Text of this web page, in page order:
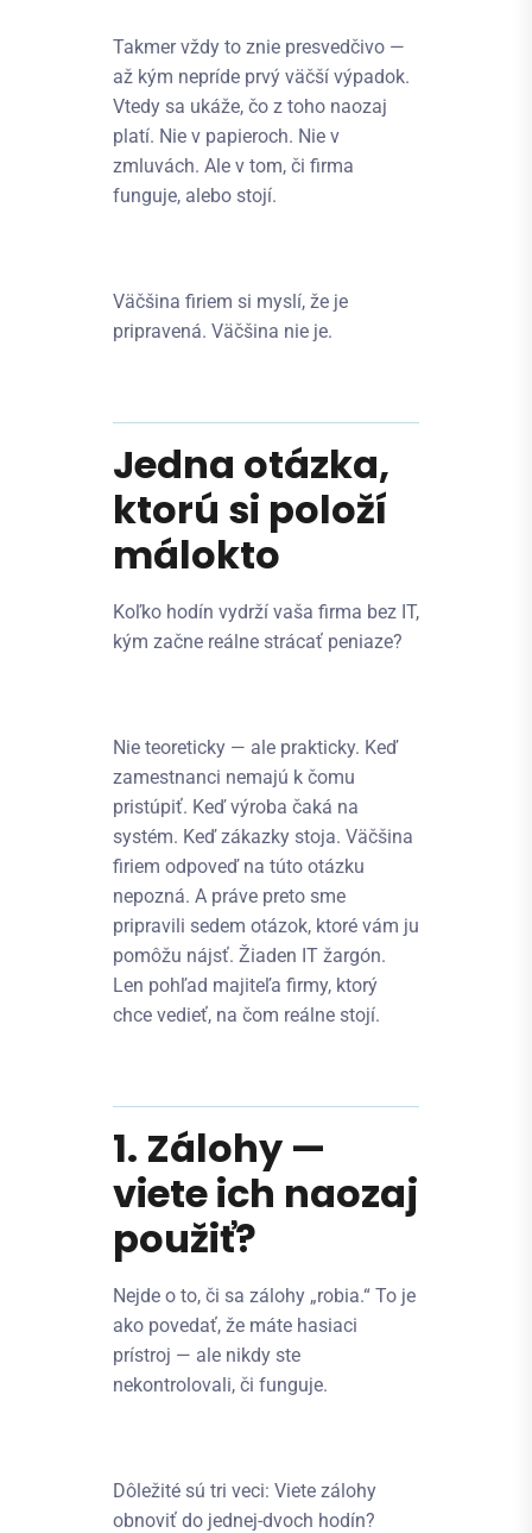
Takmer vždy to znie presvedčivo —
až kým nepríde prvý väčší výpadok.
Vtedy sa ukáže, čo z toho naozaj
platí. Nie v papieroch. Nie v
zmluvách. Ale v tom, či firma
funguje, alebo stojí.
Väčšina firiem si myslí, že je
pripravená. Väčšina nie je.
Jedna otázka,
ktorú si položí
málokto
Koľko hodín vydrží vaša firma bez IT,
kým začne reálne strácať peniaze?
Nie teoreticky — ale prakticky. Keď
zamestnanci nemajú k čomu
pristúpiť. Keď výroba čaká na
systém. Keď zákazky stoja. Väčšina
firiem odpoveď na túto otázku
nepozná. A práve preto sme
pripravili sedem otázok, ktoré vám ju
pomôžu nájsť. Žiaden IT žargón.
Len pohľad majiteľa firmy, ktorý
chce vedieť, na čom reálne stojí.
1. Zálohy —
viete ich naozaj
použiť?
Nejde o to, či sa zálohy „robia.“ To je
ako povedať, že máte hasiaci
prístroj — ale nikdy ste
nekontrolovali, či funguje.
Dôležité sú tri veci: Viete zálohy
obnoviť do jednej-dvoch hodín?